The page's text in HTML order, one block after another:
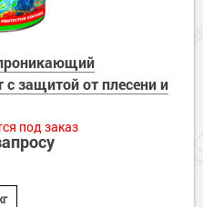
с защитой от плесени и
под заказ